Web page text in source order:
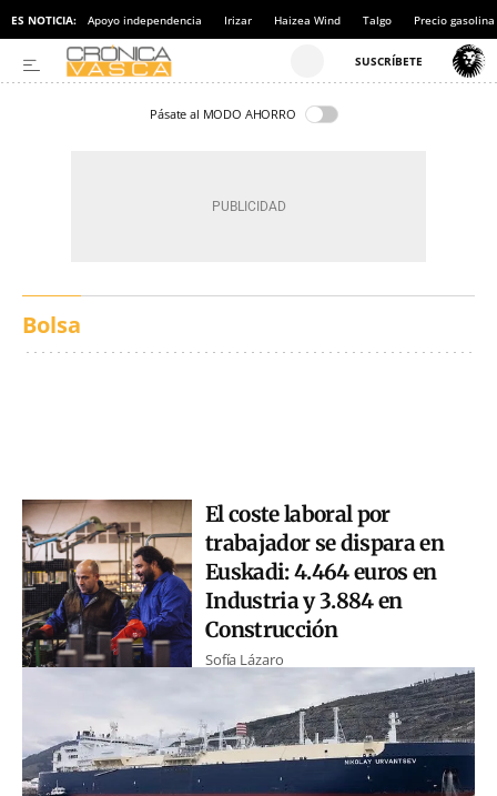
ES NOTICIA: Apoyo independencia Irizar Haizea Wind Talgo Precio gasolina
Pásate al MODO AHORRO
Bolsa
El coste laboral por
trabajador se dispara en
Euskadi: 4.464 euros en
Industria y 3.884 en
Construcción
Sofía Lázaro